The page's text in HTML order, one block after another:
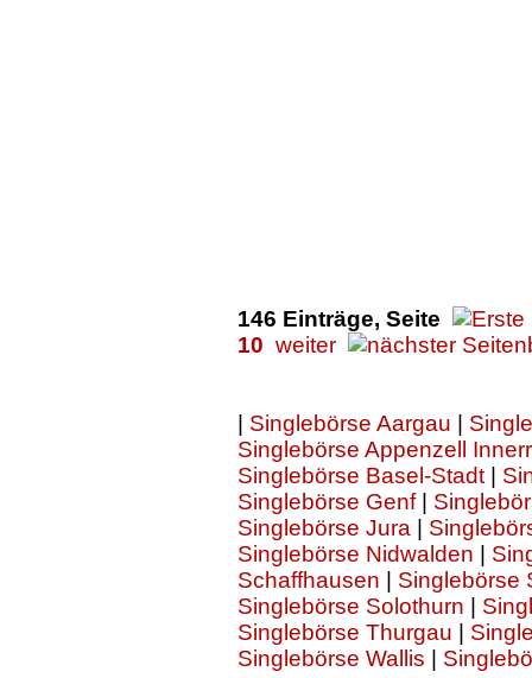
146 Einträge, Seite
10 weiter
Singlebörse Aargau
Singlebörse Appenzell
Singlebörse Basel-Stadt|
Singlebörse Genf|
Singlebörse Jura
Singlebörse Nidwalden
Schaffhausen
Singlebörse
Singlebörse Solothurn
Singlebörse Thurgau
Singlebörse Wallis